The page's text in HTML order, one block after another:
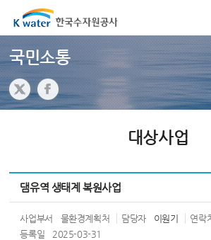
국민소통
대상사업
댐유역 생태계 복원사업
사업부서 물환경계획처 담당자 이원기 연락
등록일
2025-03-31